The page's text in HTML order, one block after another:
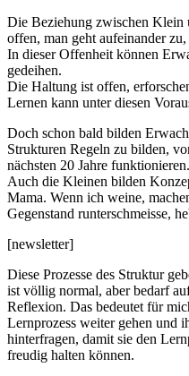
Die Beziehung zwischen Klein
offen, man geht aufeinander
In dieser Offenheit können
gedeihen.
Die Haltung ist offen,
Lernen kann unter diesen
Doch schon bald bilden
Strukturen Regeln zu bilden,
nächsten 20 Jahre funktionieren.
Auch die Kleinen bilden
Mama. Wenn ich weine,
Gegenstand runterschmeisse,
[newsletter]
Diese Prozesse des Struktur
ist völlig normal, aber bedarf
Reflexion. Das bedeutet für
Lernprozess weiter gehen und
hinterfragen, damit sie den
freudig halten können.